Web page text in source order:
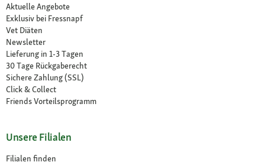
Aktuelle Angebote
Exklusiv bei Fressnapf
Vet Diäten
Newsletter
Lieferung in 1-3 Tagen
30 Tage Rückgaberecht
Sichere Zahlung (SSL)
Click & Collect
Friends Vorteilsprogramm
Unsere Filialen
Filialen finden